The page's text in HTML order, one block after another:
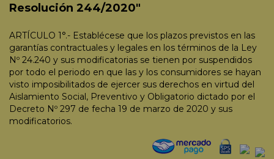
Resolución 244/2020"
ARTÍCULO 1°.- Establécese que los plazos previstos en las
garantías contractuales y legales en los términos de la Ley
Nº 24.240 y sus modificatorias se tienen por suspendidos
por todo el periodo en que las y los consumidores se hayan
visto imposibilitados de ejercer sus derechos en virtud del
Aislamiento Social, Preventivo y Obligatorio dictado por el
Decreto Nº 297 de fecha 19 de marzo de 2020 y sus
modificatorios.